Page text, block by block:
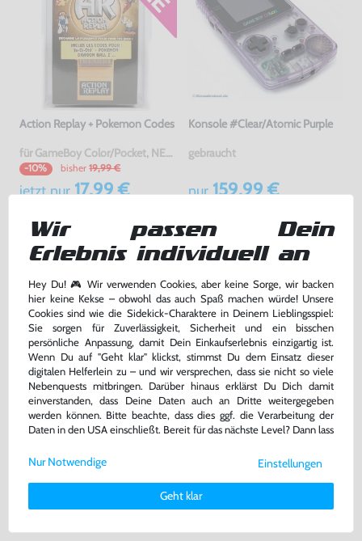
Action Replay + Pokemon Codes
für GameBoy Color/Pocket, NEU & OVP
-10% bisher 19,99 €
jetzt nur17,99 €
Konsole #Clear/Atomic Purple
gebraucht
nur159,99 €
Wundertüte: 5 Original
GameBoy Color Spiele
nur54,99 €
Pokemon Goldene Edition
nur99,99 €
Wir passen Dein
Erlebnis individuell an
Hey Du! 🎮 Wir verwenden Cookies, aber keine Sorge, wir backen
hier keine Kekse – obwohl das auch Spaß machen würde! Unsere
Cookies sind wie die Sidekick-Charaktere in Deinem Lieblingsspiel:
Sie sorgen für Zuverlässigkeit, Sicherheit und ein bisschen
persönliche Anpassung, damit Dein Einkaufserlebnis einzigartig ist.
Wenn Du auf "Geht klar" klickst, stimmst Du dem Einsatz dieser
digitalen Helferlein zu – und wir versprechen, dass sie nicht so viele
Nebenquests mitbringen. Darüber hinaus erklärst Du Dich damit
einverstanden, dass Deine Daten auch an Dritte weitergegeben
werden können. Bitte beachte, dass dies ggf. die Verarbeitung der
Daten in den USA einschließt. Bereit für das nächste Level? Dann lass
Weitere Informationen zu den von uns verwendeten Cookies und
Deinen Rechten als Nutzer findest Du in unsererDaten­schutz­
Impressum.
Einstellungen
Geht klar
Nur Notwendige